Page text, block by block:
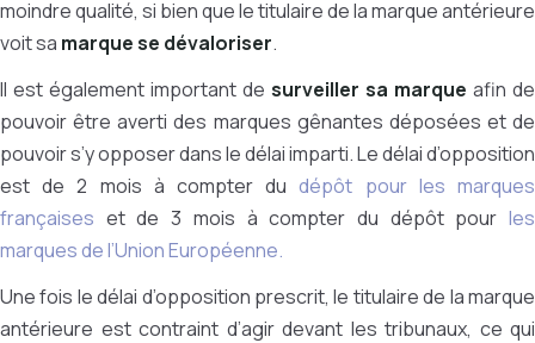
moindre qualité, si bien que le titulaire de la marque antérieure
voit sa marque se dévaloriser.
Il est également important de surveiller sa marque afin de
pouvoir être averti des marques gênantes déposées et de
pouvoir s’y opposer dans le délai imparti. Le délai d’opposition
est de 2 mois à compter dudépôt pour les marques
françaises et de 3 mois à compter du dépôt pour les
marques de l’Union Européenne.
Une fois le délai d’opposition prescrit, le titulaire de la marque
antérieure est contraint d’agir devant les tribunaux, ce qui